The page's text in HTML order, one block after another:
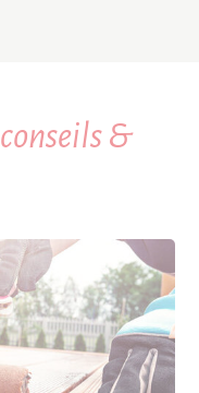
conseils &